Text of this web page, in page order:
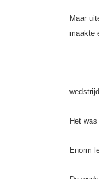
Maar
maakte
Het
Enorm